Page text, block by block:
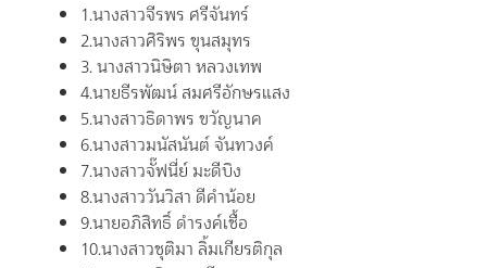
1.นางสาวจีรพร ศรีจันทร์
2.นางสาวศิริพร ขุนสมุทร
3. นางสาวนิษิตา หลวงเทพ
4.นายธีรพัฒน์ สมศรีอักษรแสง
5.นางสาวธิดาพร ขวัญนาค
6.นางสาวมนัสนันต์ จันทวงค์
7.นางสาวจั๊ฟนี่ย์ มะดีบิง
8.นางสาววันวิสา ดีคำน้อย
9.นายอภิสิทธิ์ ดำรงค์เชื้อ
10.นางสาวชุติมา ลิ้มเกียรติกุล